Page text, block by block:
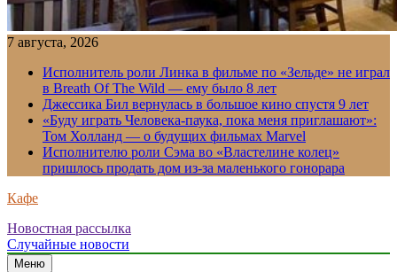
7 августа, 2026
Исполнитель роли Линка в фильме по «Зельде» не играл
в Breath Of The Wild — ему было 8 лет
Джессика Бил вернулась в большое кино спустя 9 лет
«Буду играть Человека-паука, пока меня приглашают»:
Том Холланд — о будущих фильмах Marvel
Исполнителю роли Сэма во «Властелине колец»
пришлось продать дом из-за маленького гонорара
Кафе
Новостная рассылка
Случайные новости
Меню